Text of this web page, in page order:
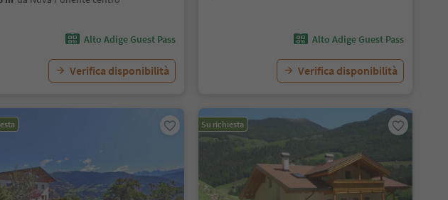
Alto Adige Guest Pass
Verifica disponibilità
Alto Adige Guest Pass
Verifica disponibilità
Su richiesta